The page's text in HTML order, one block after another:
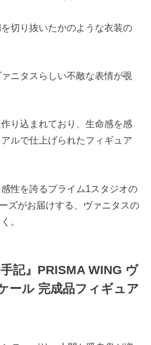
切り抜いたかのような衣装の
ニタスらしい不敵な表情が覗
り込まれており、生命感を感
ルで仕上げられたフィギュア
性を誇るプライム1スタジオの
ズがお届けする、ヴァニタスの
。
記』PRISMA WING ヴ
ール 完成品フィギュア